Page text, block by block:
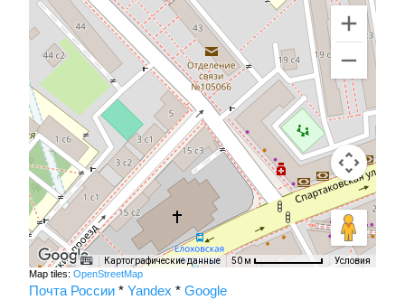
Картографические данные 50 м Условия
Map tiles: OpenStreetMap
Почта России * Yandex * Google